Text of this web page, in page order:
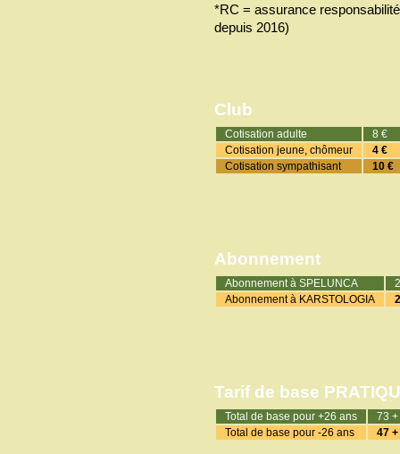
*RC = assurance
depuis 2016)
Club
Cotisation adulte
8 €
Cotisation jeune, chômeur
4 €
Cotisation sympathisant
10 €
Abonnement
Abonnement à SPELUNCA
Abonnement à KARSTOLOGIA
Tarif de base
Total de base pour +26 ans
73
Total de base pour -26 ans
47